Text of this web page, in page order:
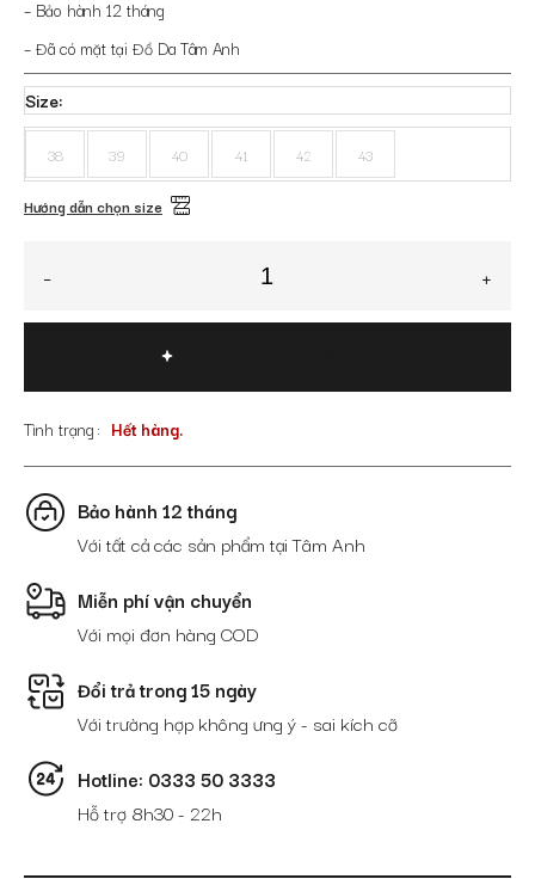
– Bảo hành 12 tháng
– Đã có mặt tại Đồ Da Tâm Anh
Size
38 39 40 41 42 43
Hướng dẫn chọn size
-
Giày
Moccasin
đế
chống
D
+
Tình trạng Hết hàng.
Bảo hành 12 tháng
Với tất cả các sản phẩm tại Tâm Anh
Miễn phí vận chuyển
Với mọi đơn hàng COD
Đổi trả trong 15 ngày
Với trường hợp không ưng ý - sai kích cỡ
Hotline: 0333 50 3333
Hỗ trợ 8h30 - 22h